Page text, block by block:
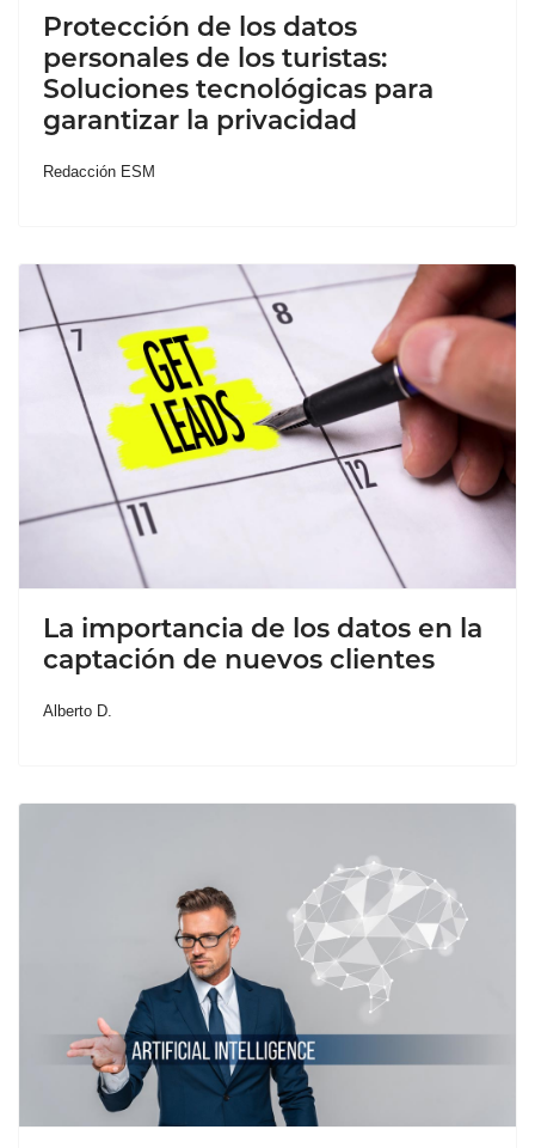
Protección de los datos
personales de los turistas:
Soluciones tecnológicas para
garantizar la privacidad
Redacción ESM
La importancia de los datos en la
captación de nuevos clientes
Alberto D.